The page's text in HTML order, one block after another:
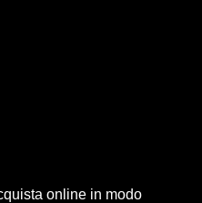
online in modo